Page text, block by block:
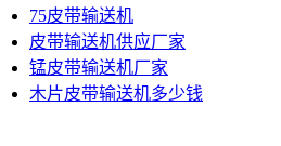
75皮带输送机
皮带输送机供应厂家
锰皮带输送机厂家
木片皮带输送机多少钱